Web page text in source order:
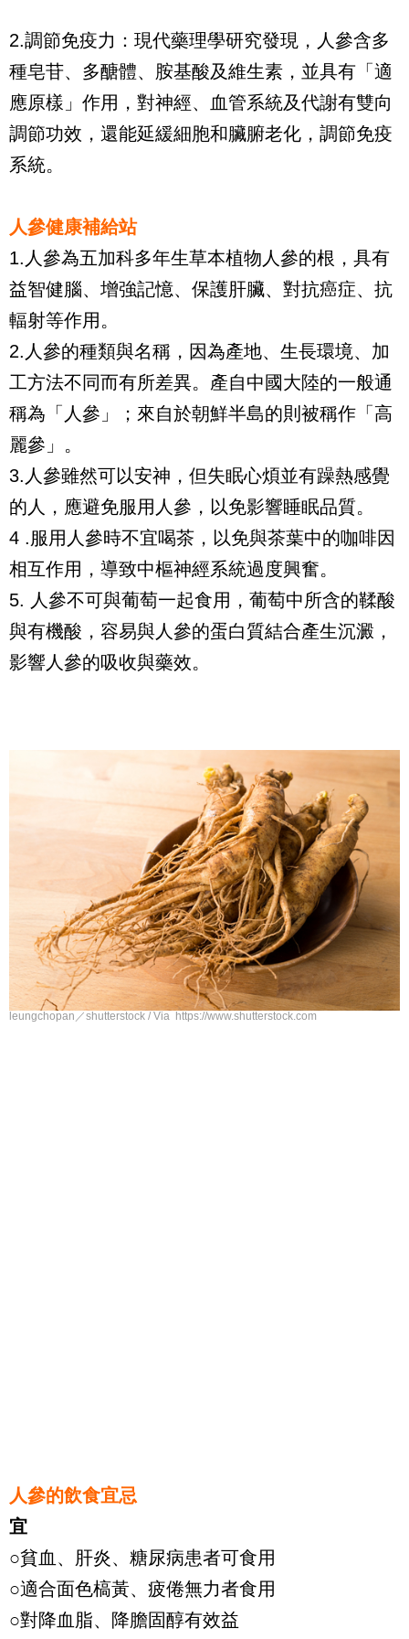
2.調節免疫力：現代藥理學研究發現，人參含多
種皂苷、多醣體、胺基酸及維生素，並具有「適
應原樣」作用，對神經、血管系統及代謝有雙向
調節功效，還能延緩細胞和臟腑老化，調節免疫
系統。
人參健康補給站
1.人參為五加科多年生草本植物人參的根，具有
益智健腦、增強記憶、保護肝臟、對抗癌症、抗
輻射等作用。
2.人參的種類與名稱，因為產地、生長環境、加
工方法不同而有所差異。產自中國大陸的一般通
稱為「人參」；來自於朝鮮半島的則被稱作「高
麗參」。
3.人參雖然可以安神，但失眠心煩並有躁熱感覺
的人，應避免服用人參，以免影響睡眠品質。
4 .服用人參時不宜喝茶，以免與茶葉中的咖啡因
相互作用，導致中樞神經系統過度興奮。
5. 人參不可與葡萄一起食用，葡萄中所含的鞣酸
與有機酸，容易與人參的蛋白質結合產生沉澱，
影響人參的吸收與藥效。
leungchopan／shutterstock / Via https://www.shutterstock.com
人參的飲食宜忌
宜
○貧血、肝炎、糖尿病患者可食用
○適合面色槁黃、疲倦無力者食用
○對降血脂、降膽固醇有效益